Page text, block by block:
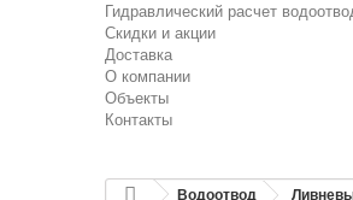
Гидравлический расчет
Скидки и акции
Доставка
О компании
Объекты
Контакты
Водоотвод